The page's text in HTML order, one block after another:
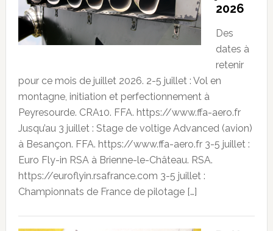
2026
Des
dates à
retenir
pour ce mois de juillet 2026. 2-5 juillet : Vol en
montagne, initiation et perfectionnement à
Peyresourde. CRA10. FFA. https://www.ffa-aero.fr
Jusqu’au 3 juillet : Stage de voltige Advanced (avion)
à Besançon. FFA. https://www.ffa-aero.fr 3-5 juillet :
Euro Fly-in RSA à Brienne-le-Château. RSA.
https://euroflyin.rsafrance.com 3-5 juillet :
Championnats de France de pilotage […]